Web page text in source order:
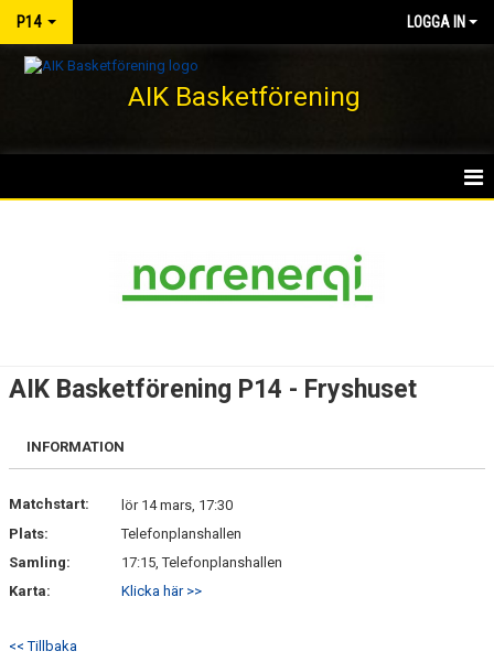
P14 LOGGA IN
AIK Basketförening
DOKUMENT
KONTAKT
AIK Basketförening P14 - Fryshuset
INFORMATION
Matchstart:
lör 14 mars, 17:30
Plats:
Telefonplanshallen
Samling:
17:15, Telefonplanshallen
Karta:
Klicka här >>
<< Tillbaka